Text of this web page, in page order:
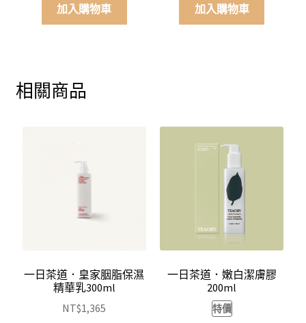
價
格：
加入購物車
價
格：
加入購物車
相關商品
一日茶道．皇家胭脂保濕
精華乳300ml
NT$1,365
一日茶道．嫩白潔膚膠
200ml
特價